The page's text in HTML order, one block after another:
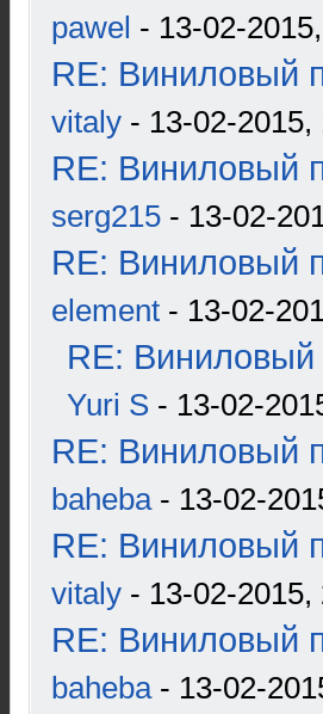
pawel - 13-02-
RE: Виниловый
vitaly - 13-02-2015,
RE: Виниловый
serg215 - 13-02-
RE: Виниловый
element - 13-02-
RE: Виниловый
Yuri S - 13-02-
RE: Виниловый
baheba- 13-02-
RE: Виниловый
vitaly - 13-02-2015,
RE: Виниловый
baheba- 13-02-